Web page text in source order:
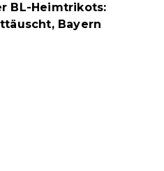
BL-Heimtrikots:
Bayern